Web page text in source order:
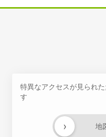
特異なアクセスが見られ
す
地
›